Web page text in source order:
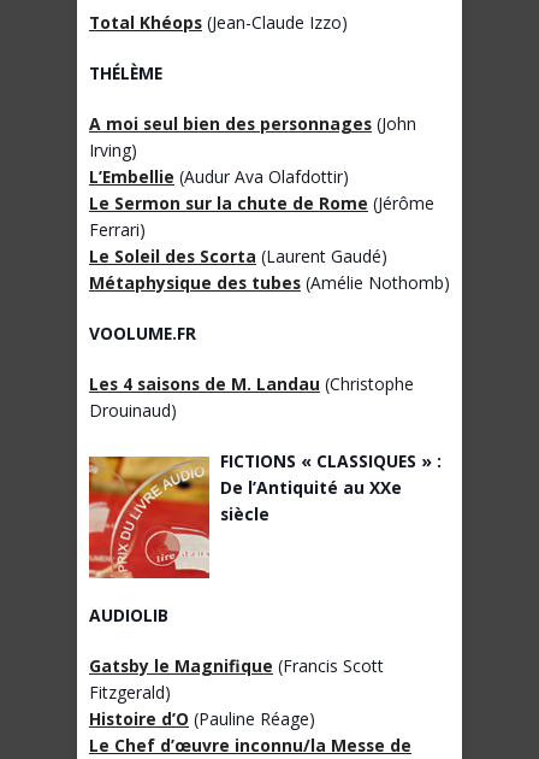
Total Khéops (Jean-Claude Izzo)
THÉLÈME
A moi seul bien des personnages (John
Irving)
L’Embellie (Audur Ava Olafdottir)
Le Sermon sur la chute de Rome (Jérôme
Ferrari)
Le Soleil des Scorta (Laurent Gaudé)
Métaphysique des tubes (Amélie Nothomb)
VOOLUME.FR
Les 4 saisons de M. Landau (Christophe
Drouinaud)
FICTIONS « CLASSIQUES » :
De l’Antiquité au XXe
siècle
AUDIOLIB
Gatsby le Magnifique (Francis Scott
Fitzgerald)
Histoire d’O (Pauline Réage)
Le Chef d’œuvre inconnu/la Messe de